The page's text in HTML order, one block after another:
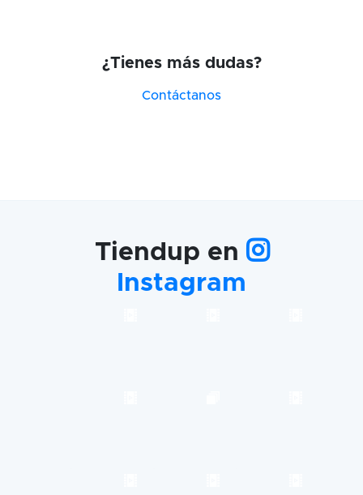
¿Tienes más dudas?
Contáctanos
Tiendup en
Instagram